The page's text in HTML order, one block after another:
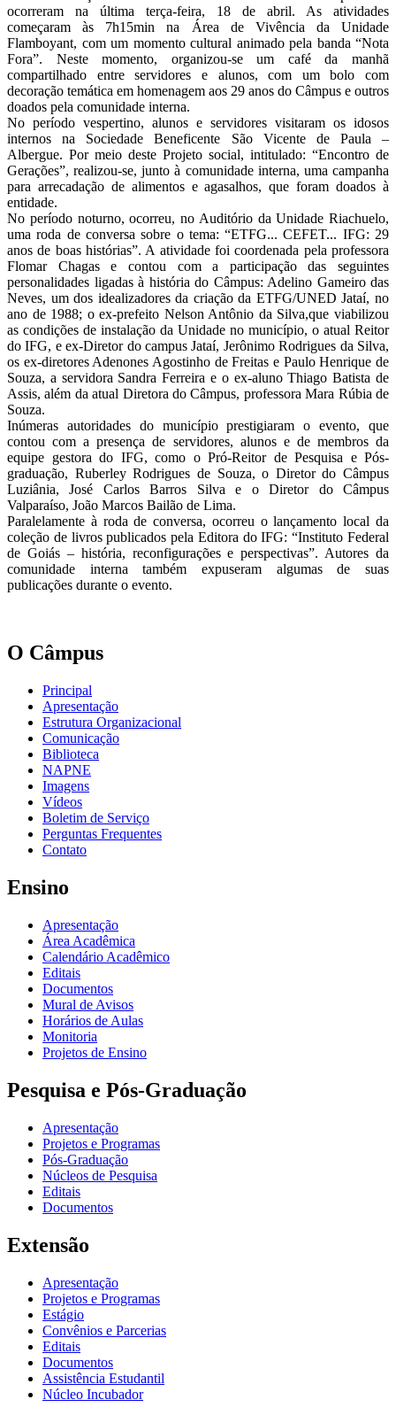
ocorreram na última terça-feira, 18 de abril. As atividades
começaram às 7h15min na Área de Vivência da Unidade
Flamboyant, com um momento cultural animado pela banda “Nota
Fora”. Neste momento, organizou-se um café da manhã
compartilhado entre servidores e alunos, com um bolo com
decoração temática em homenagem aos 29 anos do Câmpus e outros
doados pela comunidade interna.
No período vespertino, alunos e servidores visitaram os idosos
internos na Sociedade Beneficente São Vicente de Paula –
Albergue. Por meio deste Projeto social, intitulado: “Encontro de
Gerações”, realizou-se, junto à comunidade interna, uma campanha
para arrecadação de alimentos e agasalhos, que foram doados à
entidade.
No período noturno, ocorreu, no Auditório da Unidade Riachuelo,
uma roda de conversa sobre o tema: “ETFG... CEFET... IFG: 29
anos de boas histórias”. A atividade foi coordenada pela professora
Flomar Chagas e contou com a participação das seguintes
personalidades ligadas à história do Câmpus: Adelino Gameiro das
Neves, um dos idealizadores da criação da ETFG/UNED Jataí, no
ano de 1988; o ex-prefeito Nelson Antônio da Silva,que viabilizou
as condições de instalação da Unidade no município, o atual Reitor
do IFG, e ex-Diretor do campus Jataí, Jerônimo Rodrigues da Silva,
os ex-diretores Adenones Agostinho de Freitas e Paulo Henrique de
Souza, a servidora Sandra Ferreira e o ex-aluno Thiago Batista de
Assis, além da atual Diretora do Câmpus, professora Mara Rúbia de
Souza.
Inúmeras autoridades do município prestigiaram o evento, que
contou com a presença de servidores, alunos e de membros da
equipe gestora do IFG, como o Pró-Reitor de Pesquisa e Pós-
graduação, Ruberley Rodrigues de Souza, o Diretor do Câmpus
Luziânia, José Carlos Barros Silva e o Diretor do Câmpus
Valparaíso, João Marcos Bailão de Lima.
Paralelamente à roda de conversa, ocorreu o lançamento local da
coleção de livros publicados pela Editora do IFG: “Instituto Federal
de Goiás – história, reconfigurações e perspectivas”. Autores da
comunidade interna também expuseram algumas de suas
publicações durante o evento.
O Câmpus
Principal
Apresentação
Estrutura Organizacional
Comunicação
Biblioteca
NAPNE
Imagens
Vídeos
Boletim de Serviço
Perguntas Frequentes
Contato
Ensino
Apresentação
Área Acadêmica
Calendário Acadêmico
Editais
Documentos
Mural de Avisos
Horários de Aulas
Monitoria
Projetos de Ensino
Pesquisa e Pós-Graduação
Apresentação
Projetos e Programas
Pós-Graduação
Núcleos de Pesquisa
Editais
Documentos
Extensão
Apresentação
Projetos e Programas
Estágio
Convênios e Parcerias
Editais
Documentos
Assistência Estudantil
Núcleo Incubador